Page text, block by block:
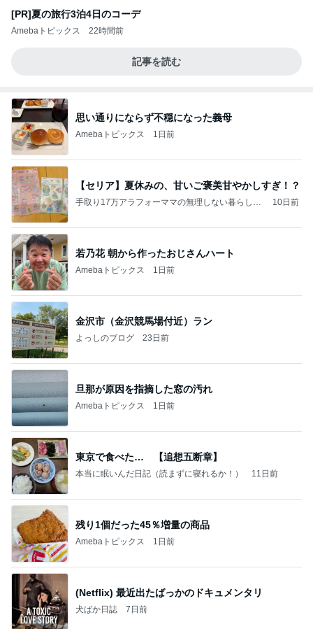
[PR]夏の旅行3泊4日のコーデ
Amebaトピックス 22時間前
記事を読む
思い通りにならず不穏になった義母
Amebaトピックス 1日前
【セリア】夏休みの、甘いご褒美甘やかしすぎ！？
手取り17万アラフォーママの無理しない暮らし旗
10日前
若乃花 朝から作ったおじさんハート
Amebaトピックス 1日前
金沢市（金沢競馬場付近）ラン
よっしのブログ 23日前
旦那が原因を指摘した窓の汚れ
Amebaトピックス 1日前
東京で食べた… 【追想五断章】
本当に眠いんだ日記（読まずに寝れるか！） 11日前
残り1個だった45％増量の商品
Amebaトピックス 1日前
(Netflix) 最近出たばっかのドキュメンタリ
犬ばか日誌 7日前